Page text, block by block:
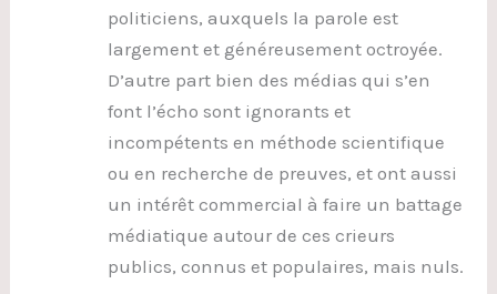
politiciens, auxquels la parole est
largement et généreusement octroyée.
D’autre part bien des médias qui s’en
font l’écho sont ignorants et
incompétents en méthode scientifique
ou en recherche de preuves, et ont aussi
un intérêt commercial à faire un battage
médiatique autour de ces crieurs
publics, connus et populaires, mais nuls.